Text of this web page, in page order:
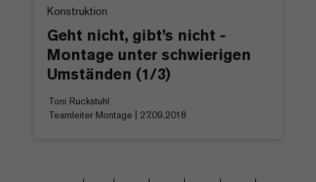
Konstruktion
Geht nicht, gibt’s nicht -
Montage unter schwierigen
Umständen (1/3)
Toni Ruckstuhl
Teamleiter Montage | 27.09.2018